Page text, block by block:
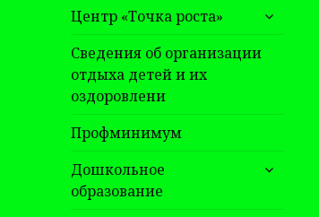
Центр «Точка роста»
раскрыть
дочернее
меню
Сведения об организации
отдыха детей и их
оздоровлени
Профминимум
Дошкольное
образование
раскрыть